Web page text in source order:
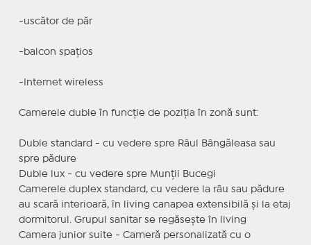
-uscător de păr
-balcon spațios
-Internet wireless
Camerele duble în funcție de poziția în zonă sunt:
Duble standard - cu vedere spre Râul Bângăleasa sau
spre pădure
Duble lux - cu vedere spre Munții Bucegi
Camerele duplex standard, cu vedere la râu sau pădure
au scară interioară, în living canapea extensibilă și la etaj
dormitorul. Grupul sanitar se regăsește în living
Camera junior suite - Cameră personalizată cu o